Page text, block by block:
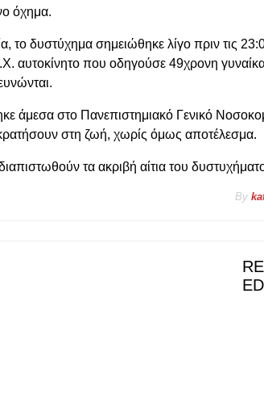
όχημα.
, το δυστύχημα σημειώθηκε λίγο πριν τις
αυτοκίνητο που οδηγούσε 49χρονη
άμεσα στο Πανεπιστημιακό Γενικό
στη ζωή, χωρίς όμως αποτέλεσμα.
τα ακριβή αίτια του
By
ED